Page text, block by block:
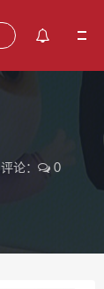
评论：
0